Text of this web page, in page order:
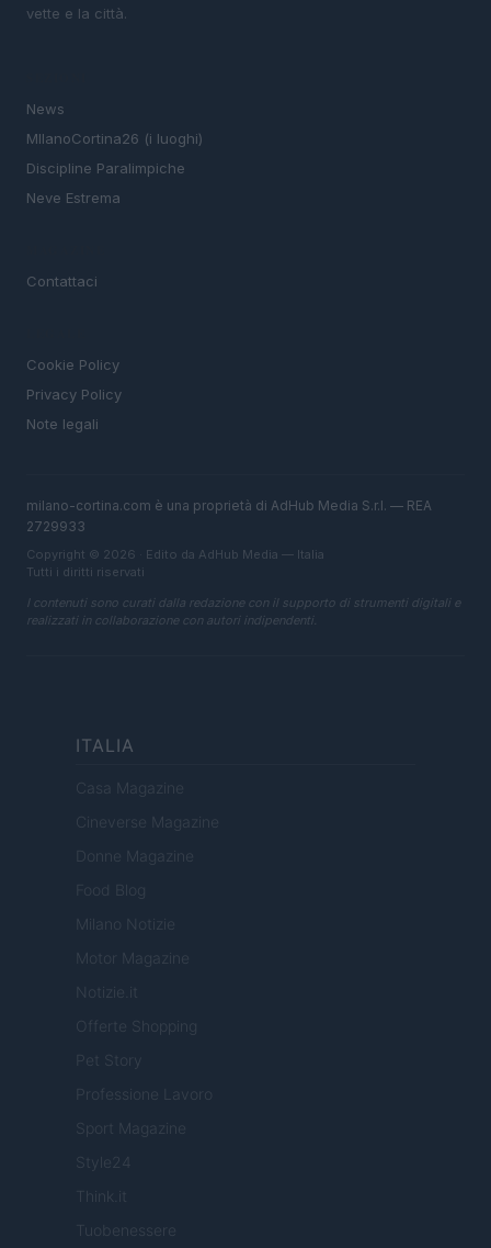
vette e la città.
News
MIlanoCortina26 (i luoghi)
Discipline Paralimpiche
Neve Estrema
Contattaci
Cookie Policy
Privacy Policy
Note legali
milano-cortina.com è una proprietà di AdHub Media S.r.l. — REA
2729933
Copyright © 2026 · Edito da AdHub Media — Italia
Tutti i diritti riservati
I contenuti sono curati dalla redazione con il supporto di strumenti digitali e
realizzati in collaborazione con autori indipendenti.
ITALIA
Casa Magazine
Cineverse Magazine
Donne Magazine
Food Blog
Milano Notizie
Motor Magazine
Notizie.it
Offerte Shopping
Pet Story
Professione Lavoro
Sport Magazine
Style24
Think.it
Tuobenessere